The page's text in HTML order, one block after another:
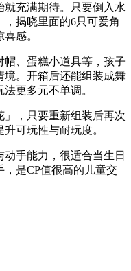
充满期待。只要倒入水
揭晓里面的6只可爱角
感。
帽、蛋糕小道具等，孩子
境。开箱后还能组装成舞
更多元不单调。
，只要重新组装后再次
可玩性与耐玩度。
手能力，很适合当生日
是CP值很高的儿童交